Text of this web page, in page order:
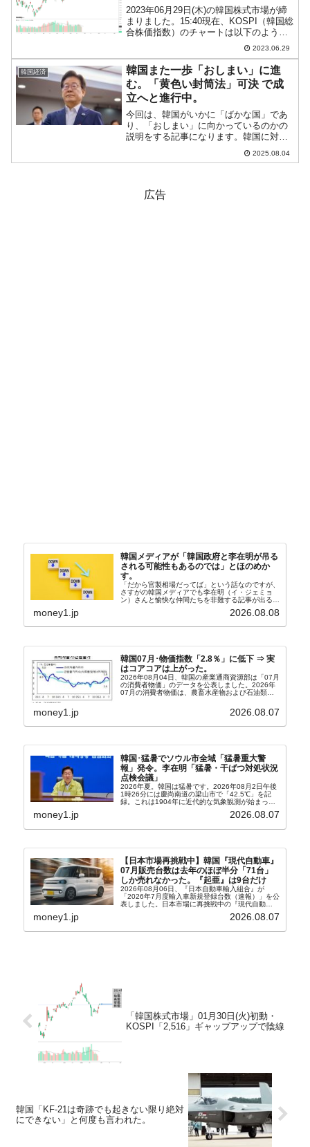
2023年06月29日(木)の韓国株式市場が締
まりました。15:40現在、KOSPI（韓国総
合株価指数）のチャートは以下のように
『Investing.com』より引用）。陰線が長
くなりました。KOSPIは「2,550...
2023.06.29
韓国経済
韓国また一歩「おしまい」に進
む。「黄色い封筒法」可決 で成
立へと進行中。
今回は、韓国がいかに「ばかな国」であ
り、「おしまい」に向かっているのかの
説明をする記事になります。韓国に対す
る無償の愛を持っている方はここで読む
のをおやめください。韓国の左派・進歩
2025.08.04
広告
韓国メディアが「韓国政府と李在明が吊る
される可能性もあるのでは」とほのめか
す。
「だから官製相場だってば」という話なのですが、
さすがの韓国メディアでも李在明（イ・ジェミョ
ン）さんと愉快な仲間たちを非難する記事が出るよ
『朝鮮日報』に面白い記事が出ています。「東西南
money1.jp 2026.08.08
韓国07月･物価指数「2.8％」に低下 ⇒ 実
はコアコアは上がった。
2026年08月04日、韓国の産業通商資源部は「07月
の消費者物価」のデータを公表しました。2026年
07月の消費者物価は、農畜水産物および石油類の
2.8％上昇（06月は3.2％）となり、上昇率は前...
money1.jp 2026.08.07
韓国･猛暑でソウル市全域「猛暑重大警
報」発令。李在明「猛暑・干ばつ対処状況
点検会議」
2026年夏。韓国は猛暑です。2026年08月2日午後
1時26分には慶尚南道の梁山市で「42.5℃」を記
録。これは1904年に近代的な気象観測が始まって
ウル市全域への「猛暑重大警報」が発令され...
money1.jp 2026.08.07
【日本市場再挑戦中】韓国『現代自動車』
07月販売台数は去年のほぼ半分「71台」
しか売れなかった。『起亜』は9台だけ
2026年08月06日、『日本自動車輸入組合』が
「2026年7月度輸入車新規登録台数（速報）」を公
表しました。日本市場に再挑戦中の『現代自動
台数はこの中に捉えられているはずです。先月から
money1.jp 2026.08.07
「韓国株式市場」01月30日(火)初動・
KOSPI「2,516」ギャップアップで陰線
韓国「KF-21は奇跡でも起きない限り絶対
にできない」と何度も言われた。